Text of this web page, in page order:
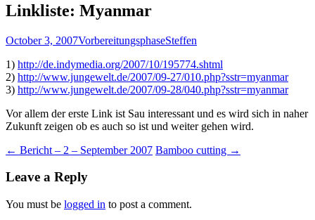
Linkliste: Myanmar
October 3, 2007VorbereitungsphaseSteffen
1) http://de.indymedia.org/2007/10/195774.shtml
2) http://www.jungewelt.de/2007/09-27/010.php?sstr=myanmar
3) http://www.jungewelt.de/2007/09-28/040.php?sstr=myanmar
Vor allem der erste Link ist Sau interessant und es wird sich in naher
Zukunft zeigen ob es auch so ist und weiter gehen wird.
Post
navigation
← Bericht – 2 – September 2007 Bamboo cutting →
Leave a Reply
You must be logged in to post a comment.